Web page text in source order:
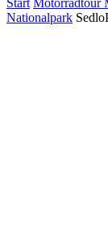
Start Motorradtour
Nationalpark